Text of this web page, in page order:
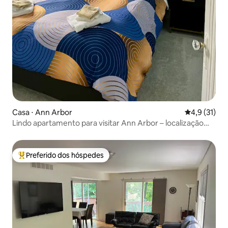
Casa ⋅ Ann Arbor 4,9 de uma
4,9 (31)
Lindo apartamento para visitar Ann Arbor – localização
Entre os melhores preferidos dos hóspedes
Preferido dos hóspedes